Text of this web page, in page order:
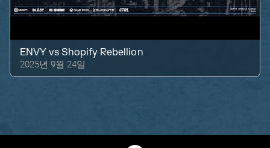
ENVY vsShopify Rebellion
2025년 9월 24일